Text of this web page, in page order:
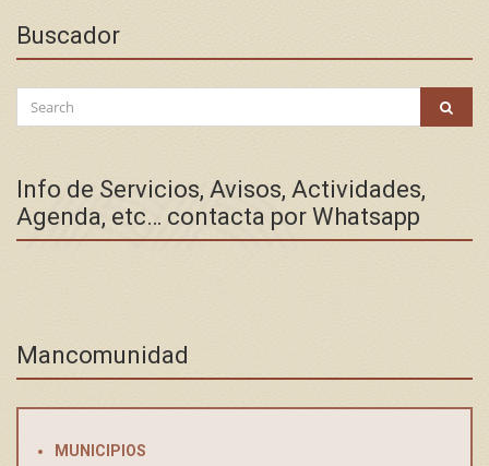
Buscador
Search
for:
Info de Servicios, Avisos, Actividades,
Agenda, etc… contacta por Whatsapp
Mancomunidad
MUNICIPIOS